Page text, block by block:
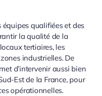
qualifiées et des
la qualité de la
tertiaires, les
industrielles. De
d’intervenir aussi bien
Est de la France, pour
opérationnelles.